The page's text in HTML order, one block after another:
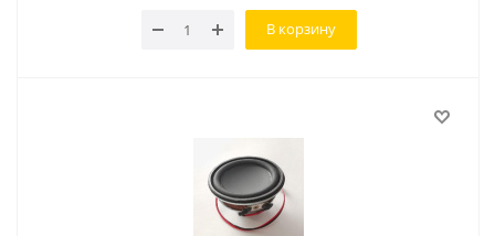
В корзину